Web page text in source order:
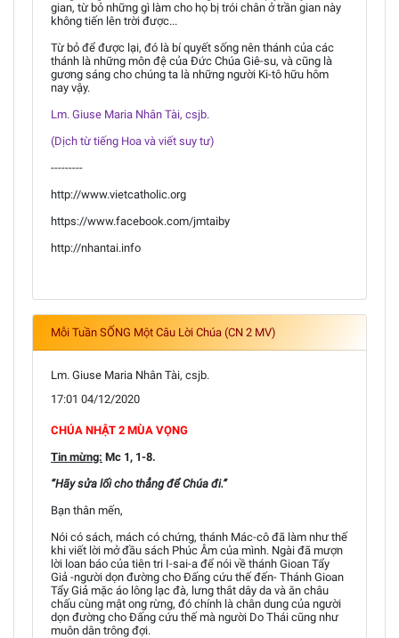
gian, từ bỏ những gì làm cho họ bị trói chân ở trần gian này
không tiến lên trời được...
Từ bỏ để được lại, đó là bí quyết sống nên thánh của các
thánh là những môn đệ của Đức Chúa Giê-su, và cũng là
gương sáng cho chúng ta là những người Ki-tô hữu hôm
nay vậy.
Lm. Giuse Maria Nhân Tài, csjb.
(Dịch từ tiếng Hoa và viết suy tư)
---------
http://www.vietcatholic.org
https://www.facebook.com/jmtaiby
http://nhantai.info
Mỗi Tuần SỐNG Một Câu Lời Chúa (CN 2 MV)
Lm. Giuse Maria Nhân Tài, csjb.
17:01 04/12/2020
CHÚA NHẬT 2 MÙA VỌNG
Tin mừng: Mc 1, 1-8.
“Hãy sửa lối cho thẳng để Chúa đi.”
Bạn thân mến,
Nói có sách, mách có chứng, thánh Mác-cô đã làm như thế
khi viết lời mở đầu sách Phúc Âm của mình. Ngài đã mượn
lời loan báo của tiên tri I-sai-a để nói về thánh Gioan Tẩy
Giả -người dọn đường cho Đấng cứu thế đến- Thánh Gioan
Tẩy Giả mặc áo lông lạc đà, lưng thắt dây da và ăn châu
chấu cùng mật ong rừng, đó chính là chân dung của người
dọn đường cho Đấng cứu thế mà người Do Thái cũng như
muôn dân trông đợi.